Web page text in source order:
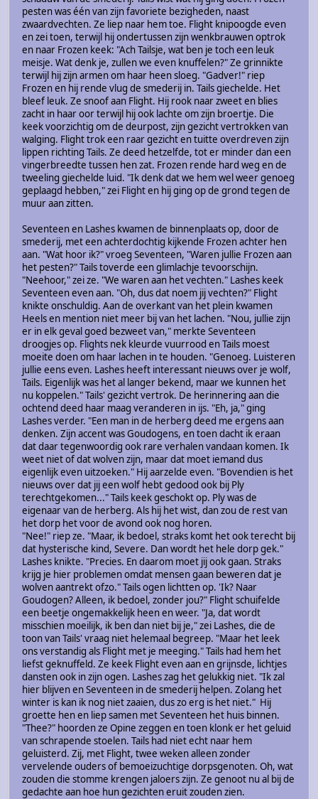
pesten was één van zijn favoriete bezigheden, naast
zwaardvechten. Ze liep naar hem toe. Flight knipoogde even
en zei toen, terwijl hij ondertussen zijn wenkbrauwen optrok
en naar Frozen keek: "Ach Tailsje, wat ben je toch een leuk
meisje. Wat denk je, zullen we even knuffelen?" Ze grinnikte
terwijl hij zijn armen om haar heen sloeg. "Gadver!" riep
Frozen en hij rende vlug de smederij in. Tails giechelde. Het
bleef leuk. Ze snoof aan Flight. Hij rook naar zweet en blies
zacht in haar oor terwijl hij ook lachte om zijn broertje. Die
keek voorzichtig om de deurpost, zijn gezicht vertrokken van
walging. Flight trok een raar gezicht en tuitte overdreven zijn
lippen richting Tails. Ze deed hetzelfde, tot er minder dan een
vingerbreedte tussen hen zat. Frozen rende hard weg en de
tweeling giechelde luid. "Ik denk dat we hem wel weer genoeg
geplaagd hebben," zei Flight en hij ging op de grond tegen de
muur aan zitten.
Seventeen en Lashes kwamen de binnenplaats op, door de
smederij, met een achterdochtig kijkende Frozen achter hen
aan. "Wat hoor ik?" vroeg Seventeen, "Waren jullie Frozen aan
het pesten?" Tails toverde een glimlachje tevoorschijn.
"Neehoor," zei ze. "We waren aan het vechten." Lashes keek
Seventeen even aan. "Oh, dus dat noem jij vechten?" Flight
knikte onschuldig. Aan de overkant van het plein kwamen
Heels en mention niet meer bij van het lachen. "Nou, jullie zijn
er in elk geval goed bezweet van," merkte Seventeen
droogjes op. Flights nek kleurde vuurrood en Tails moest
moeite doen om haar lachen in te houden. "Genoeg. Luisteren
jullie eens even. Lashes heeft interessant nieuws over je wolf,
Tails. Eigenlijk was het al langer bekend, maar we kunnen het
nu koppelen." Tails' gezicht vertrok. De herinnering aan die
ochtend deed haar maag veranderen in ijs. "Eh, ja," ging
Lashes verder. "Een man in de herberg deed me ergens aan
denken. Zijn accent was Goudogens, en toen dacht ik eraan
dat daar tegenwoordig ook rare verhalen vandaan komen. Ik
weet niet of dat wolven zijn, maar dat moet iemand dus
eigenlijk even uitzoeken." Hij aarzelde even. "Bovendien is het
nieuws over dat jij een wolf hebt gedood ook bij Ply
terechtgekomen..." Tails keek geschokt op. Ply was de
eigenaar van de herberg. Als hij het wist, dan zou de rest van
het dorp het voor de avond ook nog horen.
"Nee!" riep ze. "Maar, ik bedoel, straks komt het ook terecht bij
dat hysterische kind, Severe. Dan wordt het hele dorp gek."
Lashes knikte. "Precies. En daarom moet jij ook gaan. Straks
krijg je hier problemen omdat mensen gaan beweren dat je
wolven aantrekt ofzo." Tails ogen lichtten op. 'Ik? Naar
Goudogen? Alleen, ik bedoel, zonder jou?" Flight schuifelde
een beetje ongemakkelijk heen en weer. "Ja, dat wordt
misschien moeilijk, ik ben dan niet bij je," zei Lashes, die de
toon van Tails' vraag niet helemaal begreep. "Maar het leek
ons verstandig als Flight met je meeging." Tails had hem het
liefst geknuffeld. Ze keek Flight even aan en grijnsde, lichtjes
dansten ook in zijn ogen. Lashes zag het gelukkig niet. "Ik zal
hier blijven en Seventeen in de smederij helpen. Zolang het
winter is kan ik nog niet zaaien, dus zo erg is het niet." Hij
groette hen en liep samen met Seventeen het huis binnen.
"Thee?" hoorden ze Opine zeggen en toen klonk er het geluid
van schrapende stoelen. Tails had niet echt naar hem
geluisterd. Zij, met Flight, twee weken alleen zonder
vervelende ouders of bemoeizuchtige dorpsgenoten. Oh, wat
zouden die stomme krengen jaloers zijn. Ze genoot nu al bij de
gedachte aan hoe hun gezichten eruit zouden zien.